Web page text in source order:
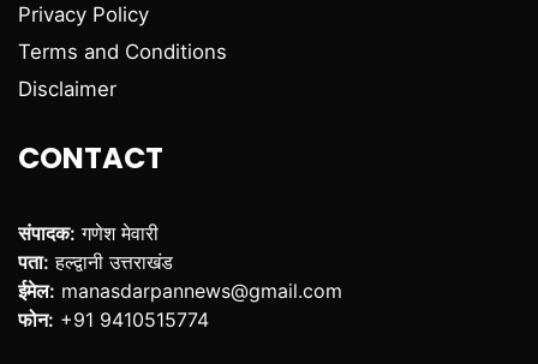
Privacy Policy
Terms and Conditions
Disclaimer
CONTACT
संपादक: गणेश मेवारी
पता: हल्द्वानी उत्तराखंड
ईमेल: manasdarpannews@gmail.com
फोन: +91 9410515774